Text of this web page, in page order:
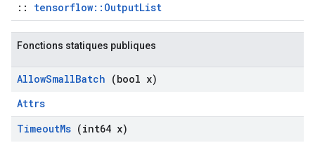
:: tensorflow::OutputList
Fonctions statiques publiques
AllowSmallBatch (bool x)
Attrs
TimeoutMs (int64 x)